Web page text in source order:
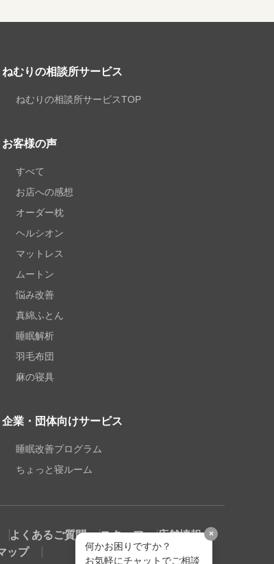
ねむりの相談所サービス
ねむりの相談所サービスTOP
お客様の声
すべて
お店への感想
オーダー枕
ヘルシオン
マットレス
ムートン
悩み改善
真綿ふとん
睡眠解析
羽毛布団
麻の寝具
企業・団体向けサービス
睡眠改善プログラム
ちょっと寝ルーム
よくあるご質問 スタッフ
店舗情報
ップ
×
何かお困りですか？
お気軽にチャットでご相談